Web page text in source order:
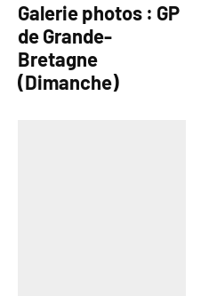
Galerie photos : GP
de Grande-
Bretagne
(Dimanche)